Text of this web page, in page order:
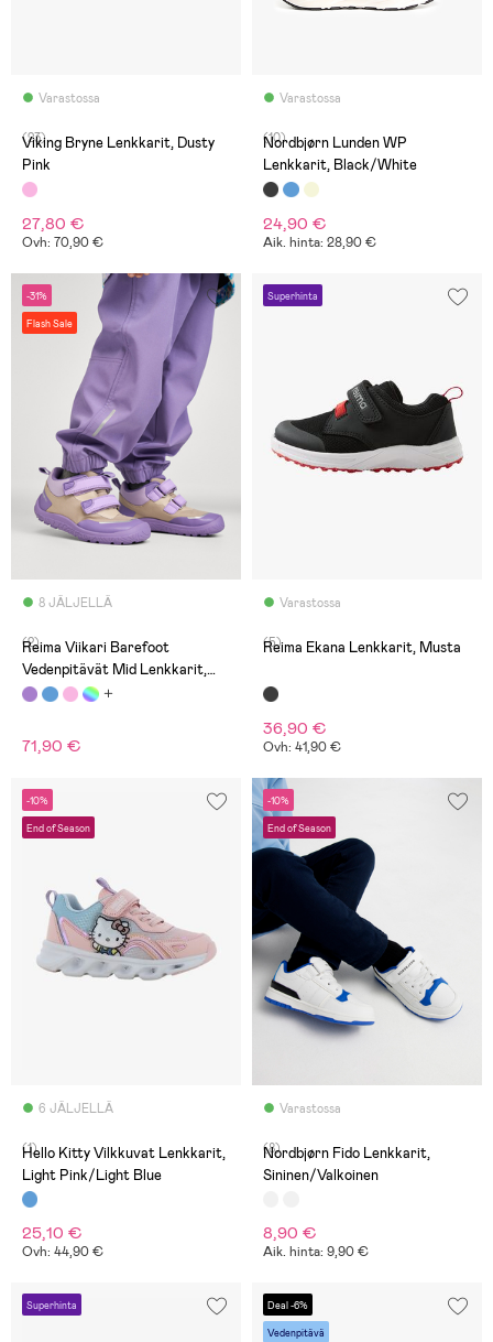
Varastossa
(23)
Viking Bryne Lenkkarit, Dusty
Pink
27,80 €
Ovh: 70,90 €
Varastossa
(10)
Nordbjørn Lunden WP
Lenkkarit, Black/White
24,90 €
Aik. hinta: 28,90 €
-31%
Flash Sale
8 JÄLJELLÄ
(2)
Reima Viikari Barefoot
Vedenpitävät Mid Lenkkarit,
Earthy Beige
71,90 €
Superhinta
Varastossa
(5)
Reima Ekana Lenkkarit, Musta
36,90 €
Ovh: 41,90 €
-10%
End of Season
6 JÄLJELLÄ
(1)
Hello Kitty Vilkkuvat Lenkkarit,
Light Pink/Light Blue
25,10 €
Ovh: 44,90 €
-10%
End of Season
Varastossa
(8)
Nordbjørn Fido Lenkkarit,
Sininen/Valkoinen
8,90 €
Aik. hinta: 9,90 €
Superhinta Deal -6%
Vedenpitävä